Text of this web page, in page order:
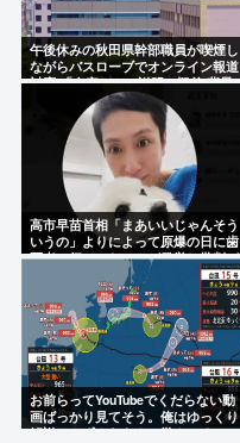
午後休みの秋田県幹部職員が喫煙し
ながらバスローブでオンライン報道
対応 「自宅」との説明に疑義 背景
がラブホテルの客室ような壁紙
高市早苗首相「まあいいじゃんそう
いうの」よりによって原爆の日に歯
医者に行ってたことが発覚し批判が
お前らってYouTubeでくだらない動
画ばっかり見てそう。俺はゆっくり
解説とかずんだもんで学んでる